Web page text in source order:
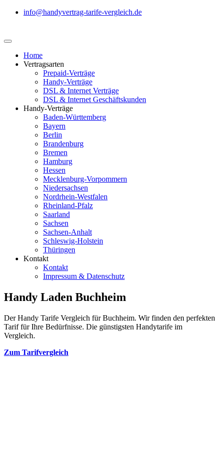
info@handyvertrag-tarife-vergleich.de
Home
Vertragsarten
Prepaid-Verträge
Handy-Verträge
DSL & Internet Verträge
DSL & Internet Geschäftskunden
Handy-Verträge
Baden-Württemberg
Bayern
Berlin
Brandenburg
Bremen
Hamburg
Hessen
Mecklenburg-Vorpommern
Niedersachsen
Nordrhein-Westfalen
Rheinland-Pfalz
Saarland
Sachsen
Sachsen-Anhalt
Schleswig-Holstein
Thüringen
Kontakt
Kontakt
Impressum & Datenschutz
Handy Laden Buchheim
Der Handy Tarife Vergleich für Buchheim. Wir finden den perfekten
Tarif für Ihre Bedürfnisse. Die günstigsten Handytarife im
Vergleich.
Zum Tarifvergleich